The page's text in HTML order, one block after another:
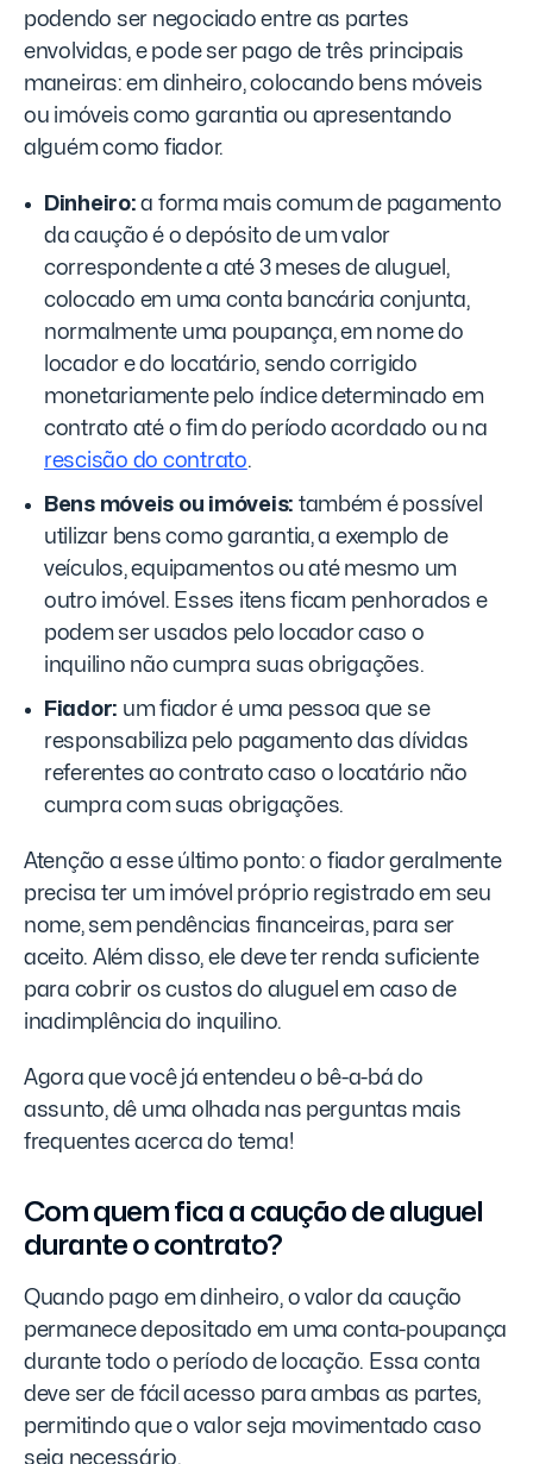
podendo ser negociado entre as partes
envolvidas, e pode ser pago de três principais
maneiras: em dinheiro, colocando bens móveis
ou imóveis como garantia ou apresentando
alguém como fiador.
Dinheiro: a forma mais comum de pagamento
da caução é o depósito de um valor
correspondente a até 3 meses de aluguel,
colocado em uma conta bancária conjunta,
normalmente uma poupança, em nome do
locador e do locatário, sendo corrigido
monetariamente pelo índice determinado em
contrato até o fim do período acordado ou na
rescisão do contrato.
Bens móveis ou imóveis: também é possível
utilizar bens como garantia, a exemplo de
veículos, equipamentos ou até mesmo um
outro imóvel. Esses itens ficam penhorados e
podem ser usados pelo locador caso o
inquilino não cumpra suas obrigações.
Fiador: um fiador é uma pessoa que se
responsabiliza pelo pagamento das dívidas
referentes ao contrato caso o locatário não
cumpra com suas obrigações.
Atenção a esse último ponto: o fiador geralmente
precisa ter um imóvel próprio registrado em seu
nome, sem pendências financeiras, para ser
aceito. Além disso, ele deve ter renda suficiente
para cobrir os custos do aluguel em caso de
inadimplência do inquilino.
Agora que você já entendeu o bê-a-bá do
assunto, dê uma olhada nas perguntas mais
frequentes acerca do tema!
Com quem fica a caução de aluguel
durante o contrato?
Quando pago em dinheiro, o valor da caução
permanece depositado em uma conta-poupança
durante todo o período de locação. Essa conta
deve ser de fácil acesso para ambas as partes,
permitindo que o valor seja movimentado caso
seja necessário.